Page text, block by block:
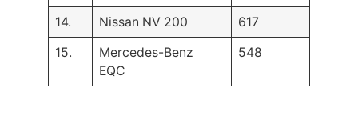
14.
Nissan NV 200
617
15.
Mercedes-Benz
EQC
548